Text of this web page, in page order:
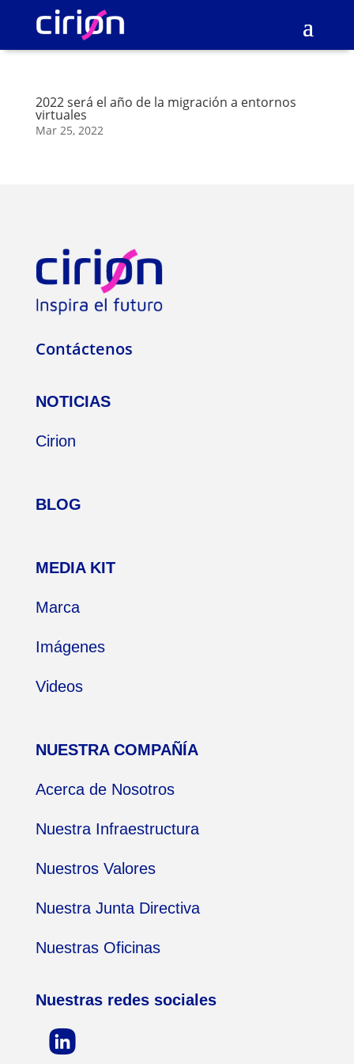
2022 será el año de la migración a entornos
virtuales
Mar 25, 2022
Contáctenos
NOTICIAS
Cirion
BLOG
MEDIA KIT
Marca
Imágenes
Videos
NUESTRA COMPAÑÍA
Acerca de Nosotros
Nuestra Infraestructura
Nuestros Valores
Nuestra Junta Directiva
Nuestras Oficinas
Nuestras redes sociales